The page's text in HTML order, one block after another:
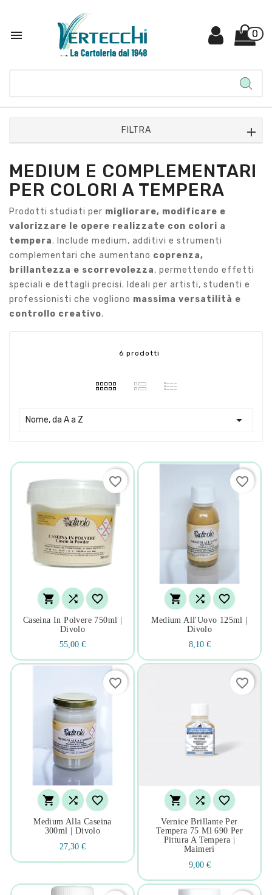
 0
FILTRA
MEDIUM E COMPLEMENTARI
PER COLORI A TEMPERA
Prodotti studiati per migliorare, modificare e
valorizzare le opere realizzate con colori a
tempera. Include medium, additivi e strumenti
complementari che aumentano coprenza,
brillantezza e scorrevolezza, permettendo effetti
speciali e dettagli precisi. Ideali per artisti, studenti e
professionisti che vogliono massima versatilità e
controllo creativo.
6 prodotti
Nome, da A a Z 
  
Caseina In Polvere 750ml |
Divolo
55,00 €
favorite_border
  
Medium All'Uovo 125ml |
Divolo
8,10 €
favorite_border
  
Medium Alla Caseina
300ml | Divolo
27,30 €
favorite_border
  
Vernice Brillante Per
Tempera 75 Ml 690 Per
Pittura A Tempera |
Maimeri
9,00 €
favorite_border